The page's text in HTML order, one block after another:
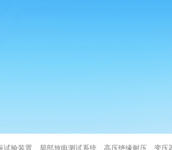
试验装置、局部放电测试系统、高压绝缘耐压、变压